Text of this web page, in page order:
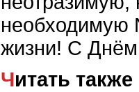
необходимую
жизни! С
Читать также